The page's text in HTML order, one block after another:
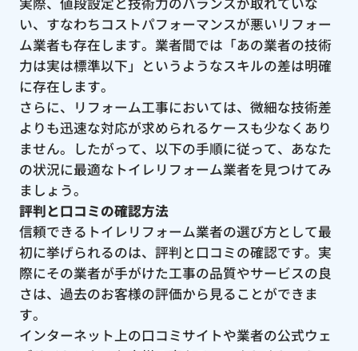
い、すなわちコストパフォーマンスが悪いリフォー
ム業者も存在します。業者間では「あの業者の技術
力は実は標準以下」というようなスキルの差は明確
に存在します。
さらに、リフォーム工事においては、微細な技術差
よりも迅速な対応が求められるケースも少なくあり
ません。したがって、以下の手順に従って、あなた
の状況に最適なトイレリフォーム業者を見つけてみ
ましょう。
評判と口コミの確認方法
信頼できるトイレリフォーム業者の選び方として最
初に挙げられるのは、評判と口コミの確認です。実
際にその業者が手がけた工事の品質やサービスの良
さは、過去のお客様の評価から見ることができま
す。
インターネット上の口コミサイトや業者の公式ウェ